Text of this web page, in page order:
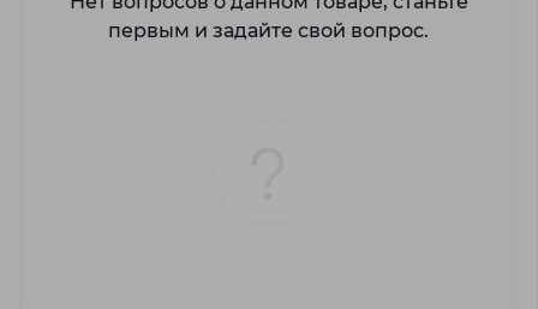
первым и задайте свой вопрос.